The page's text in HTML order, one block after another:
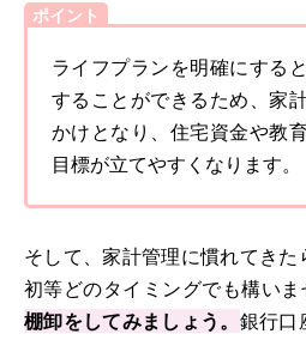
ポイント
ライフプランを明確にする
することができるため、家
かけとなり、住宅資金や教
目標が立てやすくなります。
そして、家計管理に慣れてきた
初等どのタイミングでも構いま
棚卸をしてみましょう。 銀行口